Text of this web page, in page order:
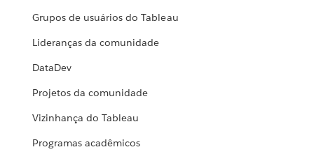
Grupos de usuários do Tableau
Lideranças da comunidade
DataDev
Projetos da comunidade
Vizinhança do Tableau
Programas acadêmicos